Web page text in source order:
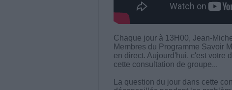
Chaque jour à 13H00, Jean-
Membres du Programme Savoir
en direct. Aujourd'hui, c'est votre
cette consultation de groupe...
La question du jour dans cette